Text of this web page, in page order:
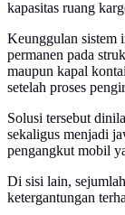
kapasitas ruang
Keunggulan sistem
permanen pada
maupun kapal
setelah proses
Solusi tersebut
sekaligus menjadi
pengangkut mobil
Di sisi lain,
ketergantungan